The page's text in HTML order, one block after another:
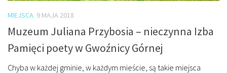
MIEJSCA 9 MAJA 2018
Muzeum Juliana Przybosia – nieczynna Izba
Pamięci poety w Gwoźnicy Górnej
Chyba w każdej gminie, w każdym mieście, są takie miejsca